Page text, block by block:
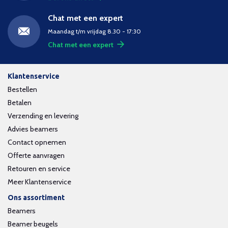
Chat met een expert
Maandag t/m vrijdag 8.30 - 17:30
Chat met een expert
Klantenservice
Bestellen
Betalen
Verzending en levering
Advies beamers
Contact opnemen
Offerte aanvragen
Retouren en service
Meer Klantenservice
Ons assortiment
Beamers
Beamer beugels